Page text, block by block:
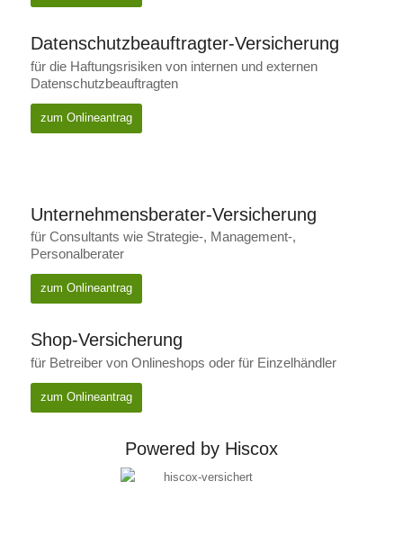
Datenschutzbeauftragter-Versicherung
für die Haftungsrisiken von internen und externen
Datenschutzbeauftragten
zum Onlineantrag
Unternehmensberater-Versicherung
für Consultants wie Strategie-, Management-,
Personalberater
zum Onlineantrag
Shop-Versicherung
für Betreiber von Onlineshops oder für Einzelhändler
zum Onlineantrag
Powered by Hiscox